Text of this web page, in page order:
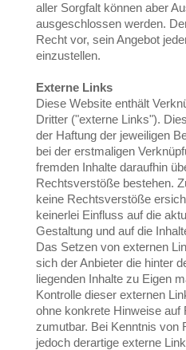
aller Sorgfalt können aber
ausgeschlossen werden.
Recht vor, sein Angebot
einzustellen.
Externe Links
Diese Website enthält
Dritter ("externe Links").
der Haftung der jeweiligen
bei der erstmaligen
fremden Inhalte daraufhin
Rechtsverstöße bestehen.
keine Rechtsverstöße
keinerlei Einfluss auf die
Gestaltung und auf die
Das Setzen von externen
sich der Anbieter die hinter
liegenden Inhalte zu Eigen
Kontrolle dieser externen
ohne konkrete Hinweise
zumutbar. Bei Kenntnis von
jedoch derartige externe